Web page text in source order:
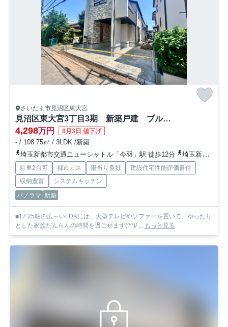
さいたま市見沼区東大宮
見沼区東大宮3丁目3期 新築戸建 ブルーミング01
4,298万円 8月3日 値下げ
- / 108.75㎡ / 3LDK /新築
埼玉新都市交通ニューシャトル「今羽」駅 徒歩12分
埼玉新都市交通ニューシャトル「吉野原」駅 徒歩17分
駐車2台可 都市ガス 陽当り良好
建設住宅性能評価書付
収納豊富
システムキッチン
パノラマ 新築
■17.25帖の広～いLDKには、大型テレビやソファーを置いて、ゆったり
とした家族だんらんの時間を過ごせます(^^)/ ... もっと見る